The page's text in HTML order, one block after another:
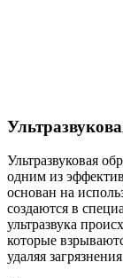
Ультразвуковая
одним из
основан на
создаются в
ультразвука
которые
удаляя